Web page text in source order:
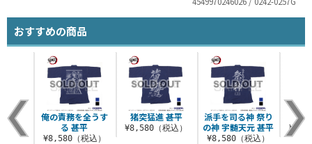
おすすめの商品
猪突猛進 甚平
¥8,580（税込）
派手を司る神 祭り
の神 宇髄天元 甚平
¥8,580（税込）
霹
俺の責務を全うす
る 甚平
¥8,580（税込）